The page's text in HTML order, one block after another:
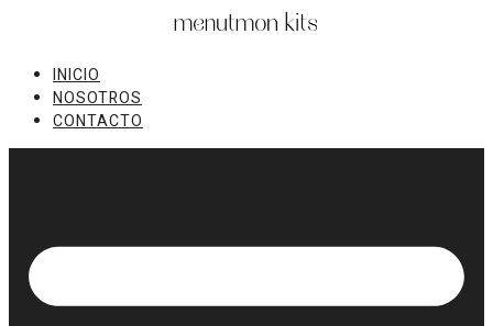
contenidoINICIO
NOSOTROS
CONTACTO